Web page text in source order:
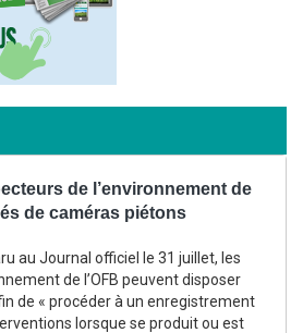
de l’environnement de
de caméras piétons
au Journal officiel le 31 juillet, les
de l’OFB peuvent disposer
de « procéder à un enregistrement
lorsque se produit ou est